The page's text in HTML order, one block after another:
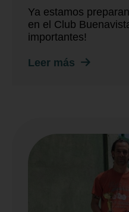
Ya estamos
en el Club
importantes!
Leer más